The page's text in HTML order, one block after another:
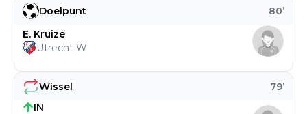
Wissel 79’
IN
Doelpunt 80’
E. Kruize
Utrecht W